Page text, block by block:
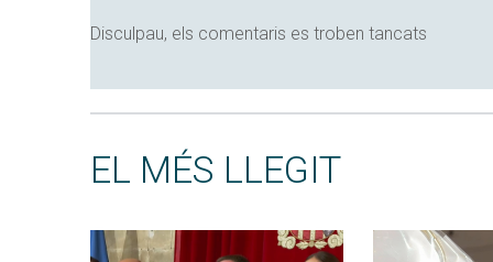
Disculpau, els comentaris es troben tancats
EL MÉS LLEGIT